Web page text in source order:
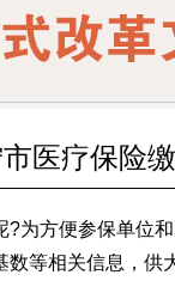
医疗保险
?为方便参保单位
等相关信息，供